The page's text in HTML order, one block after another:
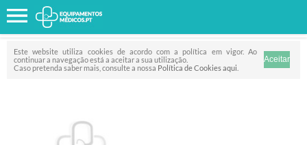
Este website utiliza cookies de acordo com a política em vigor. Ao
continuar a navegação está a aceitar a sua utilização.
Caso pretenda saber mais, consulte a nossa Política de Cookies aqui
FILTRO